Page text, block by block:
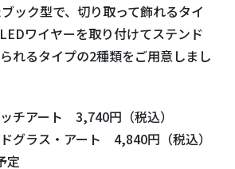
ック型で、切り取って飾れるタイ
LEDワイヤーを取り付けてステンド
れるタイプの2種類をご用意しまし
チアート 3,740円（税込）
グラス・アート 4,840円（税込）
定